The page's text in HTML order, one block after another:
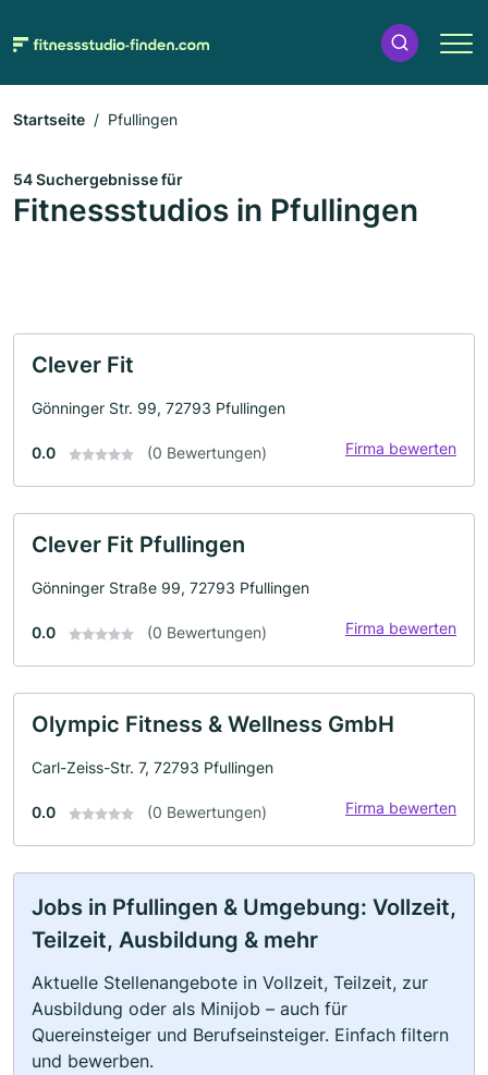
Startseite Pfullingen
54 Suchergebnisse für
Fitnessstudios in Pfullingen
Clever Fit
Gönninger Str. 99, 72793 Pfullingen
0.0 (0 Bewertungen) Firma bewerten
Clever Fit Pfullingen
Gönninger Straße 99, 72793 Pfullingen
0.0 (0 Bewertungen) Firma bewerten
Olympic Fitness & Wellness GmbH
Carl-Zeiss-Str. 7, 72793 Pfullingen
0.0 (0 Bewertungen) Firma bewerten
Jobs in Pfullingen & Umgebung: Vollzeit,
Teilzeit, Ausbildung & mehr
Aktuelle Stellenangebote in Vollzeit, Teilzeit, zur
Ausbildung oder als Minijob – auch für
Quereinsteiger und Berufseinsteiger. Einfach filtern
und bewerben.